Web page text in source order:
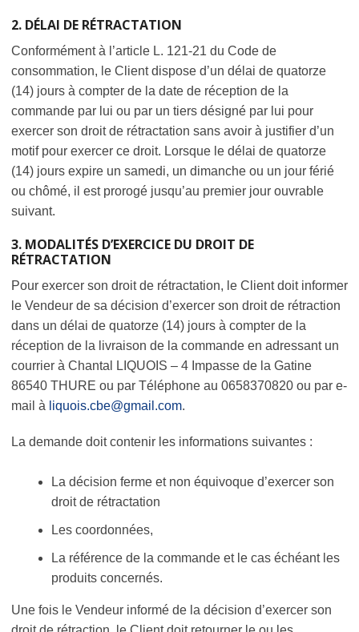
2. DÉLAI DE RÉTRACTATION
Conformément à l’article L. 121-21 du Code de
consommation, le Client dispose d’un délai de quatorze
(14) jours à compter de la date de réception de la
commande par lui ou par un tiers désigné par lui pour
exercer son droit de rétractation sans avoir à justifier d’un
motif pour exercer ce droit. Lorsque le délai de quatorze
(14) jours expire un samedi, un dimanche ou un jour férié
ou chômé, il est prorogé jusqu’au premier jour ouvrable
suivant.
3. MODALITÉS D’EXERCICE DU DROIT DE
RÉTRACTATION
Pour exercer son droit de rétractation, le Client doit informer
le Vendeur de sa décision d’exercer son droit de rétraction
dans un délai de quatorze (14) jours à compter de la
réception de la livraison de la commande en adressant un
courrier à Chantal LIQUOIS – 4 Impasse de la Gatine
86540 THURE ou par Téléphone au 0658370820 ou par e-
mail à liquois.cbe@gmail.com.
La demande doit contenir les informations suivantes :
La décision ferme et non équivoque d’exercer son
droit de rétractation
Les coordonnées,
La référence de la commande et le cas échéant les
produits concernés.
Une fois le Vendeur informé de la décision d’exercer son